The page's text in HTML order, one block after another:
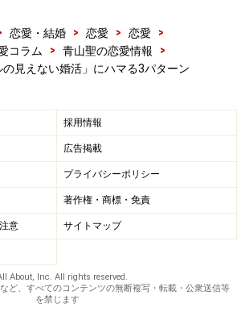
恋愛・結婚 > 恋愛 > 恋愛
>
コラム
> 青山聖の恋愛情報
>
見えない婚活」にハマる3パターン
採用情報
広告掲載
プライバシーポリシー
著作権・商標・免責
意 サイトマップ
About, Inc. All rights reserved.
ど、すべてのコンテンツの無断複写・転載・公衆送信等
を禁じます